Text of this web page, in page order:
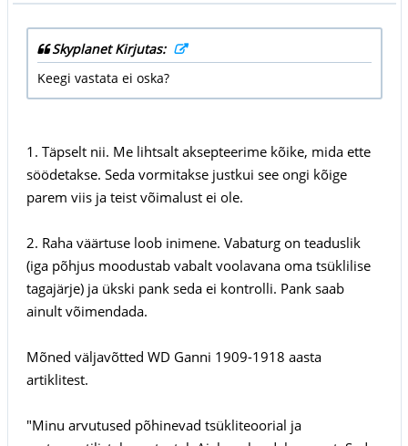
Skyplanet Kirjutas:
Keegi vastata ei oska?
1. Täpselt nii. Me lihtsalt aksepteerime kõike, mida ette
söödetakse. Seda vormitakse justkui see ongi kõige
parem viis ja teist võimalust ei ole.
2. Raha väärtuse loob inimene. Vabaturg on teaduslik
(iga põhjus moodustab vabalt voolavana oma tsüklilise
tagajärje) ja ükski pank seda ei kontrolli. Pank saab
ainult võimendada.
Mõned väljavõtted WD Ganni 1909-1918 aasta
artiklitest.
"Minu arvutused põhinevad tsükliteoorial ja